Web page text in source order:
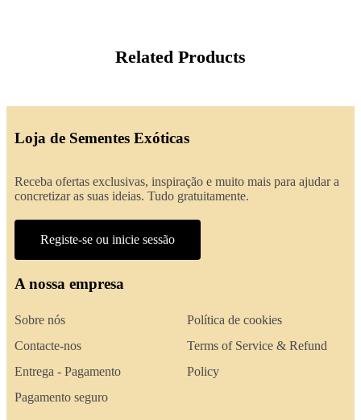
Related Products
Loja de Sementes Exóticas
Receba ofertas exclusivas, inspiração e muito mais para ajudar a
concretizar as suas ideias. Tudo gratuitamente.
Registe-se ou inicie sessão
A nossa empresa
Sobre nós
Contacte-nos
Entrega - Pagamento
Pagamento seguro
Política de cookies
Terms of Service & Refund
Policy